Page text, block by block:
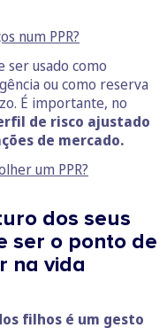
num PPR?
usado como
ou como reserva
É importante, no
de risco ajustado
de mercado.
um PPR?
dos seus
ser o ponto de
na vida
filhos é um gesto